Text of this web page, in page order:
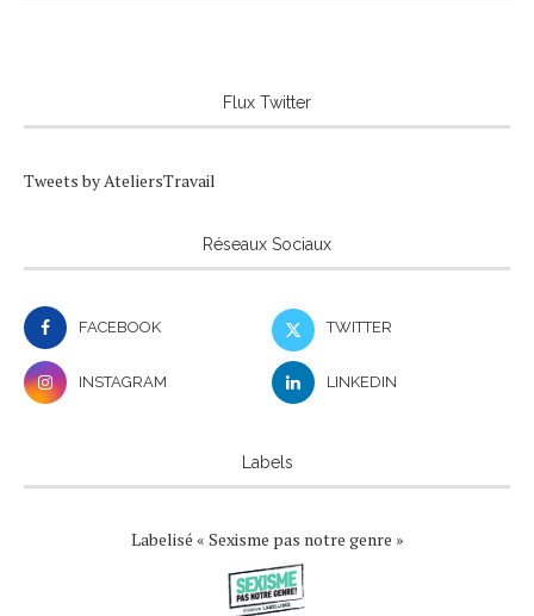
Flux Twitter
Tweets by AteliersTravail
Réseaux Sociaux
FACEBOOK TWITTER
INSTAGRAM LINKEDIN
Labels
Labelisé « Sexisme pas notre genre »